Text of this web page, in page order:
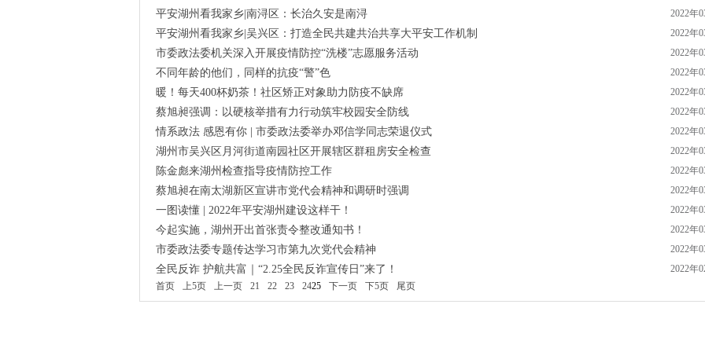
2022年
平安湖州看我家乡|南浔区：长治久安是南浔
2022年
平安湖州看我家乡|吴兴区：打造全民共建共治共享大平安工作机制
2022年
市委政法委机关深入开展疫情防控“洗楼”志愿服务活动
2022年
不同年龄的他们，同样的抗疫“警”色
2022年
暖！每天400杯奶茶！社区矫正对象助力防疫不缺席
2022年
蔡旭昶强调：以硬核举措有力行动筑牢校园安全防线
2022年
情系政法 感恩有你 | 市委政法委举办邓信学同志荣退仪式
2022年
湖州市吴兴区月河街道南园社区开展辖区群租房安全检查
2022年
陈金彪来湖州检查指导疫情防控工作
2022年
蔡旭昶在南太湖新区宣讲市党代会精神和调研时强调
2022年
一图读懂 | 2022年平安湖州建设这样干！
2022年
今起实施，湖州开出首张责令整改通知书！
2022年
市委政法委专题传达学习市第九次党代会精神
2022年
全民反诈 护航共富｜“2.25全民反诈宣传日”来了！
首页 上5页 上一页 21 22 23 2425 下一页 下5页 尾页